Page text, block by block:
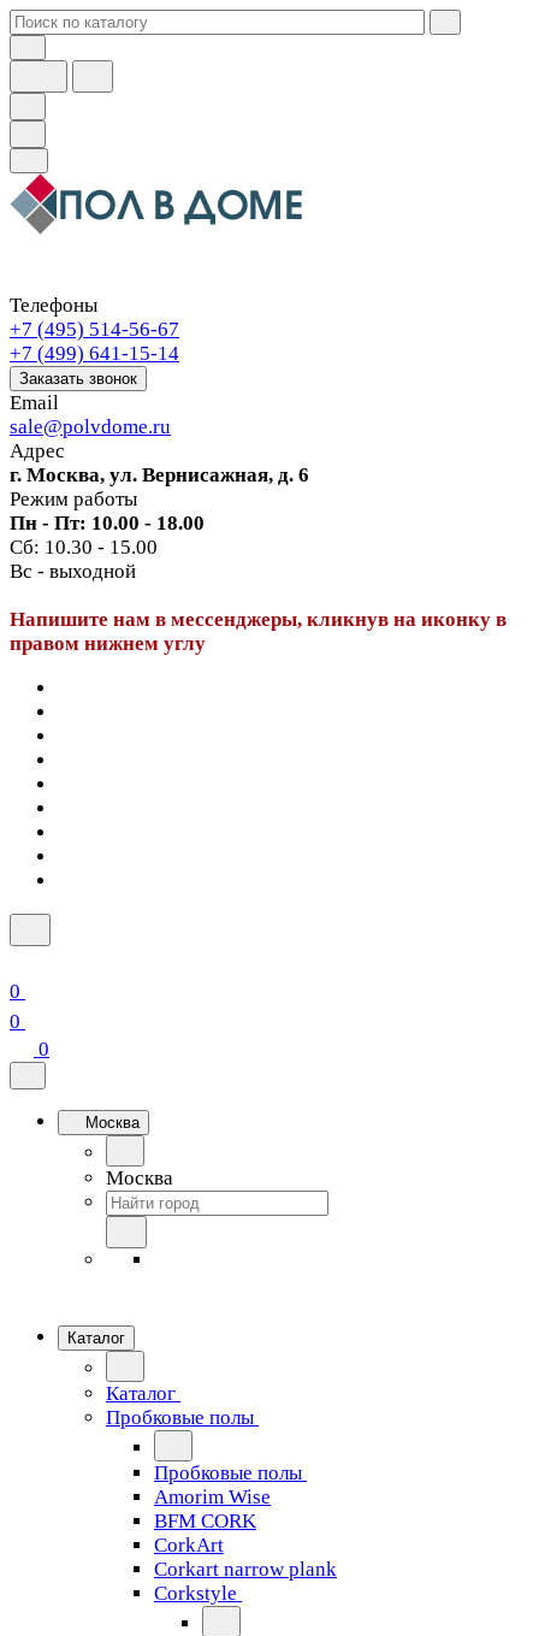
Телефоны
+7 (495) 514-56-67
+7 (499) 641-15-14
Заказать звонок
Email
sale@polvdome.ru
Адрес
г. Москва, ул. Вернисажная, д. 6
Режим работы
Пн - Пт: 10.00 - 18.00
Сб: 10.30 - 15.00
Вс - выходной
Напишите нам в мессенджеры, кликнув на иконку в
правом нижнем углу
0
0
0
Москва
Москва
Каталог
Каталог
Пробковые полы
Пробковые полы
Amorim Wise
BFM CORK
CorkArt
Corkart narrow plank
Corkstyle